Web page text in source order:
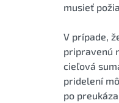
musieť
V prípade,
pripravenú
cieľová
pridelení
po